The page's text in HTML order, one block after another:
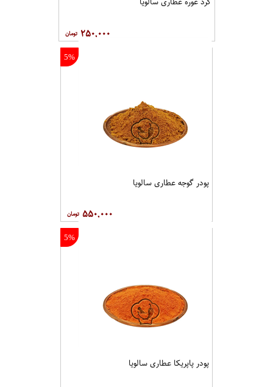
۲۵۰,۰۰۰
5%
پودر گوجه عطاری سالویا
۵۵۰,۰۰۰
5%
پودر پاپریکا عطاری سالویا